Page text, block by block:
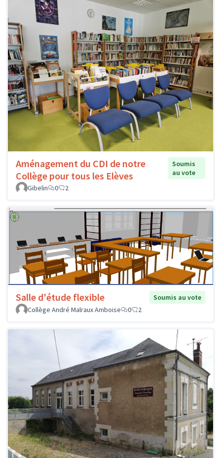
Aménagement du CDI de notre
Collège pour tous les Elèves
Soumis
au vote
Gibelin
0 2
Salle d'étude flexible
Soumis au vote
Collège André Malraux Amboise
0 2